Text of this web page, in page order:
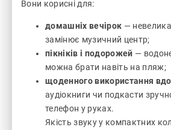
Вони корисні для:
домашніх вечірок —
замінює музичний центр;
пікніків і подорожей —
можна брати навіть на пляж;
щоденного використання
аудіокниги чи подкасти
телефон у руках.
Якість звуку у компактних